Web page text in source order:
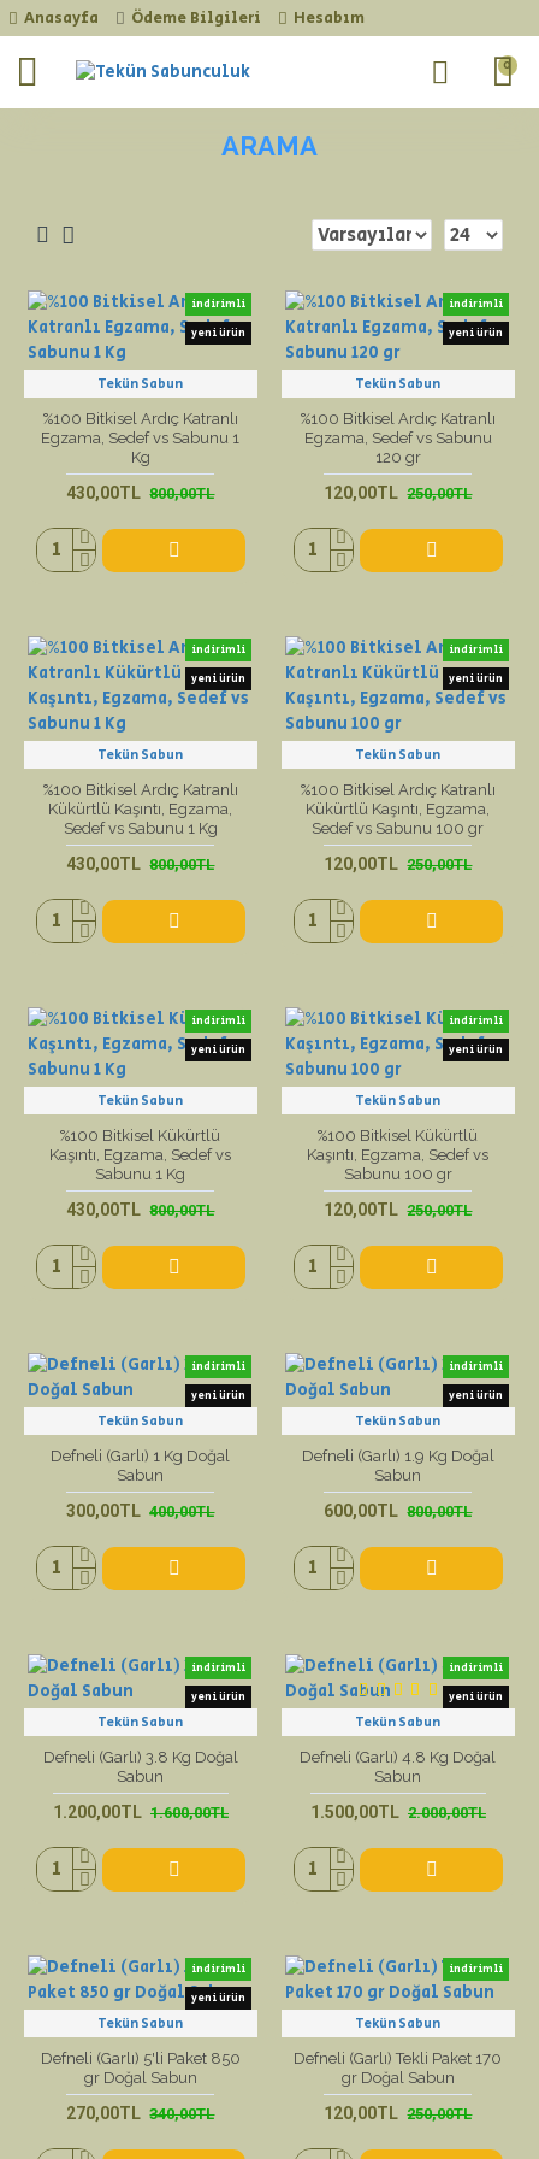
Anasayfa Ödeme Bilgileri Hesabım
0
ARAMA
indirimli
yeni ürün
Tekün Sabun
%100 Bitkisel Ardıç Katranlı
Egzama, Sedef vs Sabunu 1
Kg
430,00TL 800,00TL
indirimli
yeni ürün
Tekün Sabun
%100 Bitkisel Ardıç Katranlı
Egzama, Sedef vs Sabunu
120 gr
120,00TL 250,00TL
indirimli
yeni ürün
Tekün Sabun
%100 Bitkisel Ardıç Katranlı
Kükürtlü Kaşıntı, Egzama,
Sedef vs Sabunu 1 Kg
430,00TL 800,00TL
indirimli
yeni ürün
Tekün Sabun
%100 Bitkisel Ardıç Katranlı
Kükürtlü Kaşıntı, Egzama,
Sedef vs Sabunu 100 gr
120,00TL 250,00TL
indirimli
yeni ürün
Tekün Sabun
%100 Bitkisel Kükürtlü
Kaşıntı, Egzama, Sedef vs
Sabunu 1 Kg
430,00TL 800,00TL
indirimli
yeni ürün
Tekün Sabun
%100 Bitkisel Kükürtlü
Kaşıntı, Egzama, Sedef vs
Sabunu 100 gr
120,00TL 250,00TL
indirimli
yeni ürün
Tekün Sabun
Defneli (Garlı) 1 Kg Doğal
Sabun
300,00TL 400,00TL
indirimli
yeni ürün
Tekün Sabun
Defneli (Garlı) 1.9 Kg Doğal
Sabun
600,00TL 800,00TL
indirimli
yeni ürün
Tekün Sabun
Defneli (Garlı) 3.8 Kg Doğal
Sabun
1.200,00TL 1.600,00TL
indirimli
yeni ürün
Tekün Sabun
Defneli (Garlı) 4.8 Kg Doğal
Sabun
1.500,00TL 2.000,00TL
indirimli
yeni ürün
Tekün Sabun
Defneli (Garlı) 5'li Paket 850
gr Doğal Sabun
270,00TL 340,00TL
indirimli
Tekün Sabun
Defneli (Garlı) Tekli Paket 170
gr Doğal Sabun
120,00TL 250,00TL